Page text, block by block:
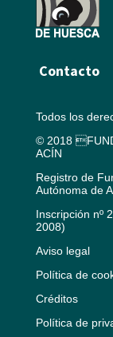
Contacto
Todos los
© 2018
ACÍN
Registro de
Autónoma de
Inscripción nº
2008)
Aviso legal
Política de
Créditos
Política de